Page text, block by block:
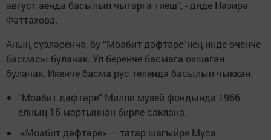
август аенда басылып чыгарга тиеш”, - диде Нәзирә
Фәттахова.
Аның сүзләренчә, бу “Моабит дәфтәре”нең инде өченче
басмасы булачак. Ул беренче басмага охшаган
булачак. Икенче басма рус телендә басылып чыккан.
“Моабит дәфтәре” Милли музей фондында 1966
елның 16 мартыннан бирле саклана.
«Моабит дәфтәре» — татар шагыйре Муса